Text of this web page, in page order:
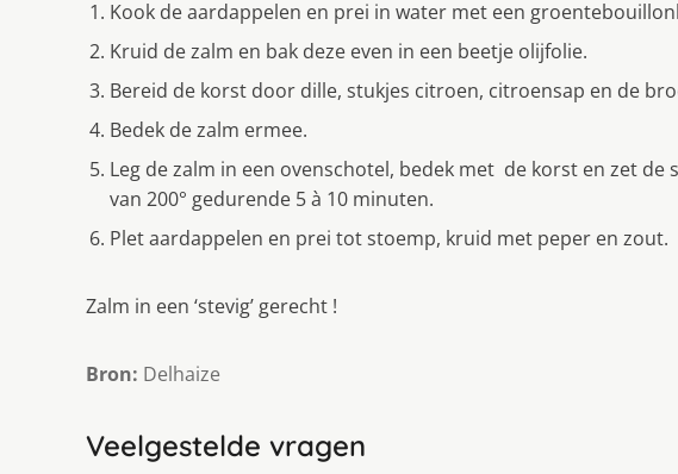
Kook de aardappelen en prei in water met een
Kruid de zalm en bak deze even in een beetje olijfolie.
Bereid de korst door dille, stukjes citroen, citroensap en de
Bedek de zalm ermee.
Leg de zalm in een ovenschotel, bedek met de korst en zet
van 200° gedurende 5 à 10 minuten.
Plet aardappelen en prei tot stoemp, kruid met peper en zout.
Zalm in een ‘stevig’ gerecht !
Bron: Delhaize
Veelgestelde vragen